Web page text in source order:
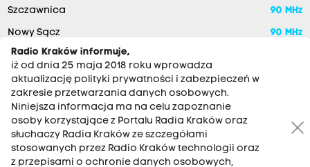
Szczawnica 90 MHz
Nowy Sącz 90 MHz
RADIO KRAKÓW SA. Aleja Juliusza Słowackiego 22, 30-007
Radio Kraków informuje,
iż od dnia 25 maja 2018 roku wprowadza
aktualizację polityki prywatności i zabezpieczeń w
zakresie przetwarzania danych osobowych.
Niniejsza informacja ma na celu zapoznanie
osoby korzystające z Portalu Radia Kraków oraz
słuchaczy Radia Kraków ze szczegółami
stosowanych przez Radio Kraków technologii oraz
z przepisami o ochronie danych osobowych,